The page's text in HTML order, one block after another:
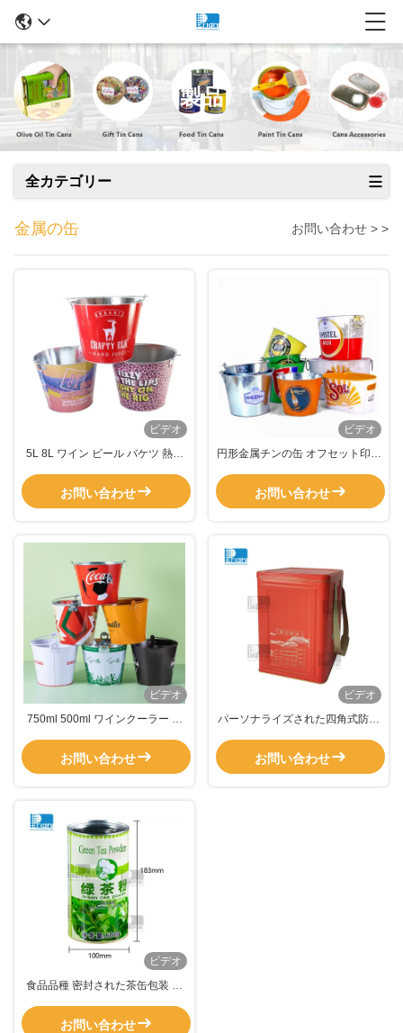
製品
全カテゴリー
金属の缶 お問い合わせ > >
ビデオ
5L 8L ワイン ビール バケツ 熱付
厚さ
お問い合わせ
ビデオ
円形金属チンの缶 オフセット印刷
お問い合わせ
ビデオ
750ml 500ml ワインクーラー 氷
防腐
お問い合わせ
ビデオ
パーソナライズされた四角式防空
お問い合わせ
ビデオ
食品品種 密封された茶缶包装 金
お問い合わせ